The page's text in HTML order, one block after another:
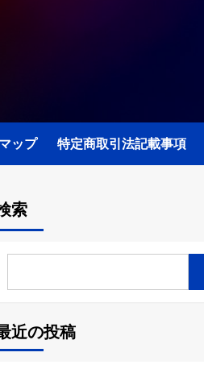
ップ 特定商取引法記載事項
索
近の投稿